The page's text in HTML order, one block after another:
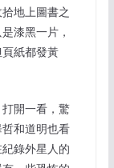
地上圖書之
漆黑一片，
紙都發黃
開一看，驚
和道明也看
錄外星人的